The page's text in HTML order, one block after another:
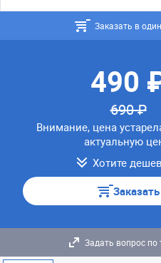
Заказать в
490
690 ₽
Внимание, цена
актуальную
Хотите
Заказать
Задать вопрос по